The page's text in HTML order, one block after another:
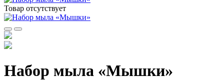
Товар отсутствует
Набор мыла «Мышки»